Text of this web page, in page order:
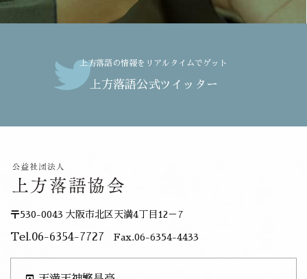
上方落語の情報をリアルタイムでゲット
上方落語公式ツイッター
〒530-0043 大阪市北区天満4丁目12－7
Tel.06-6354-7727 Fax.06-6354-4433